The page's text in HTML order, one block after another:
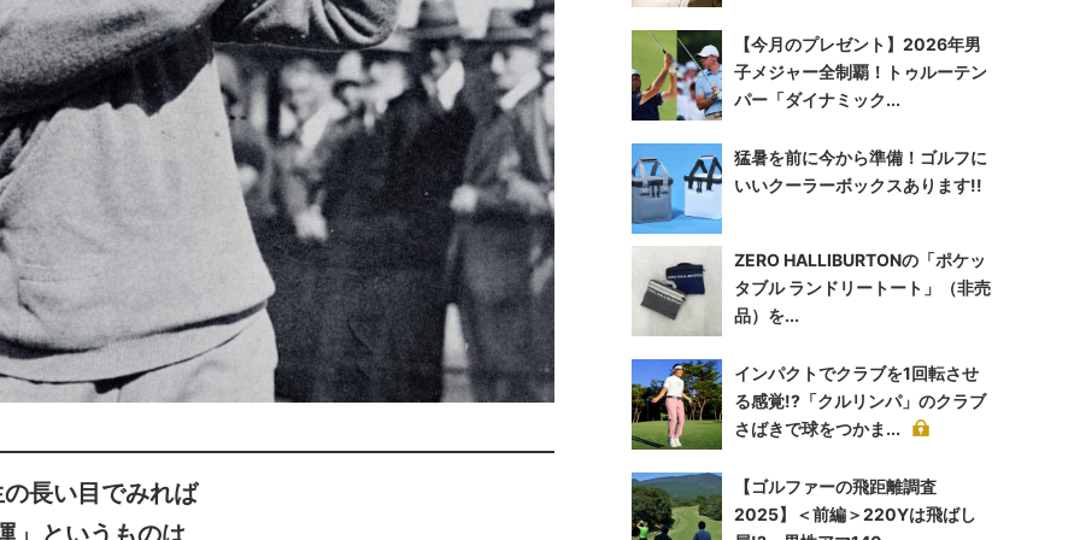
長い目でみれば
【今月のプレゼント】2026年男
子メジャー全制覇！トゥルーテン
パー「ダイナミック...
猛暑を前に今から準備！ゴルフに
いいクーラーボックスあります!!
ZERO HALLIBURTONの「ポケッ
タブル ランドリートート」（非売
品）を...
インパクトでクラブを1回転させ
る感覚!?「クルリンパ」のクラブ
さばきで球をつかま...
【ゴルファーの飛距離調査
2025】＜前編＞220Yは飛ばし